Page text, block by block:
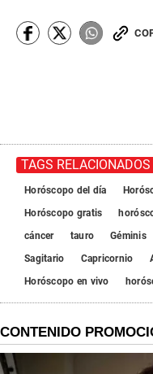
TAGS RELACIONADOS
Horóscopo del día
Horóscopo gratis
cáncer
tauro Géminis
Sagitario
Capricornio
Horóscopo en vivo